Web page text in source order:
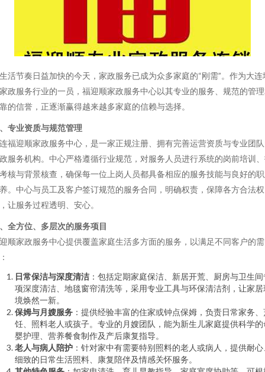
活节奏日益加快的今天，家政服务已成为众多家庭的“刚需”。作为大连
政服务行业的一员，福迎顺家政服务中心以其专业的服务、规范的管
的信誉，正逐渐赢得越来越多家庭的信赖与选择。
专业资质与规范管理
福迎顺家政服务中心，是一家正规注册、拥有完善运营资质与专业团
服务机构。中心严格遵循行业规范，对服务人员进行系统的岗前培训
核与背景核查，确保每一位上岗人员都具备相应的服务技能与良好的
。中心与员工及客户签订规范的服务合同，明确权责，保障各方合法权
让服务过程透明、安心。
全方位、多层次的服务项目
顺家政服务中心提供覆盖家庭生活多方面的服务，以满足不同客户的需
日常保洁与深度清洁 ：包括定期家庭保洁、新居开荒、厨房与卫生
项深度清洁、地毯窗帘清洗等，采用专业工具与环保清洁剂，让家居
境焕然一新。
保姆与月嫂服务 ：提供经验丰富的住家或钟点保姆，负责日常家务、
饪、照料老人或孩子。专业的月嫂团队，能为新生儿家庭提供科学的
婴护理、营养餐食制作及产后康复指导。
老人与病人陪护 ：针对家中有需要特别照料的老人或病人，提供耐心
细致的日常生活照料、康复陪伴及情感关怀服务。